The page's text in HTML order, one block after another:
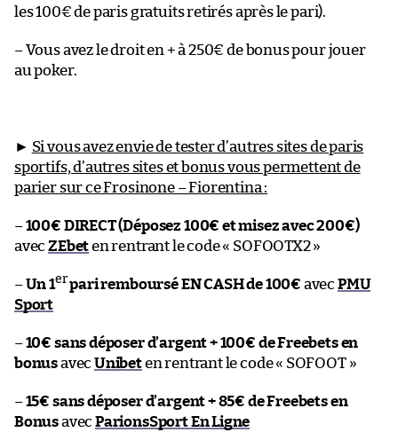
les 100€ de paris gratuits retirés après le pari).
– Vous avez le droit en + à 250€ de bonus pour jouer
au poker.
► Si vous avez envie de tester d’autres sites de paris
sportifs, d’autres sites et bonus vous permettent de
parier sur ce Frosinone – Fiorentina :
–100€ DIRECT (Déposez 100€ et misez avec 200€)
avecZEbeten rentrant le code « SOFOOTX2 »
–Un 1erpari remboursé EN CASH de 100€ avec PMU
Sport
–10€ sans déposer d’argent + 100€ de Freebets en
bonusavecUnibeten rentrant le code « SOFOOT »
–15€ sans déposer d’argent + 85€ de Freebets en
BonusavecParionsSport En Ligne